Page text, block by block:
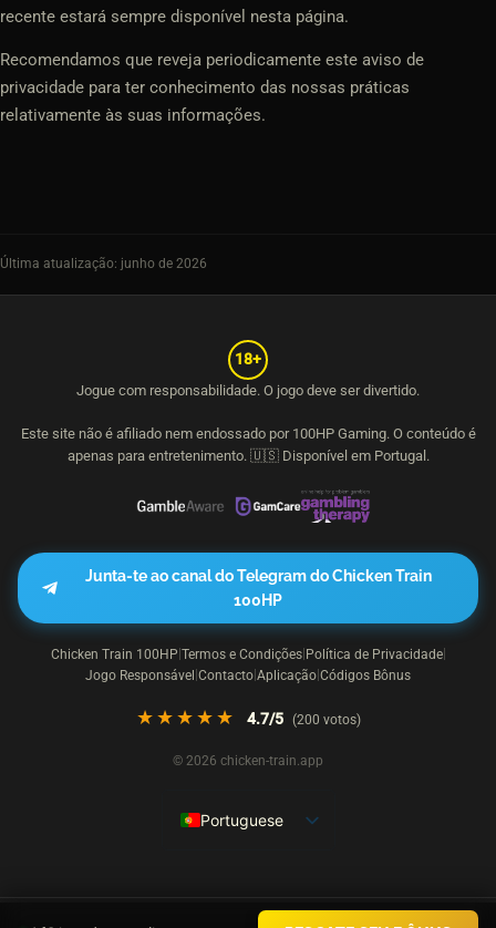
recente estará sempre disponível nesta página.
Recomendamos que reveja periodicamente este aviso de
privacidade para ter conhecimento das nossas práticas
relativamente às suas informações.
Última atualização: junho de 2026
18+
Jogue com responsabilidade. O jogo deve ser divertido.
Este site não é afiliado nem endossado por 100HP Gaming. O conteúdo é
apenas para entretenimento. 🇺🇸 Disponível em Portugal.
Junta-te ao canal do Telegram do Chicken Train
100HP
Chicken Train 100HP Termos e Condições| Política de Privacidade|
Jogo Responsável Contacto Aplicação Códigos Bônus
★★★★★ 4.7/5 (200 votos)
© 2026 chicken-train.app
Portuguese